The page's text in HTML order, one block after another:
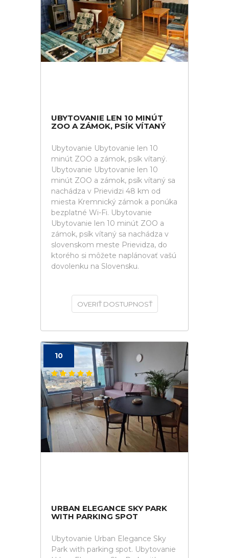
UBYTOVANIE LEN 10 MINÚT
ZOO A ZÁMOK, PSÍK VÍTANÝ
Ubytovanie Ubytovanie len 10
minút ZOO a zámok, psík vítaný.
Ubytovanie Ubytovanie len 10
minút ZOO a zámok, psík vítaný sa
nachádza v Prievidzi 48 km od
miesta Kremnický zámok a ponúka
bezplatné Wi-Fi. Ubytovanie
Ubytovanie len 10 minút ZOO a
zámok, psík vítaný sa nachádza v
slovenskom meste Prievidza, do
ktorého si môžete naplánovať vašú
dovolenku na Slovensku.
OVERIŤ DOSTUPNOSŤ
10
URBAN ELEGANCE SKY PARK
WITH PARKING SPOT
Ubytovanie Urban Elegance Sky
Park with parking spot. Ubytovanie